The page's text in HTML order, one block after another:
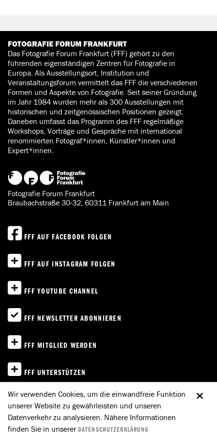
FOTOGRAFIE FORUM FRANKFURT
Das Fotografie Forum Frankfurt (FFF) gehört zu den
führenden eigenständigen Zentren für Fotografie in
Europa. Als Ausstellungsort, Institution und
Veranstaltungsforum vermittelt das FFF die verschiedenen
Formen und Aspekte von Fotografie. Seit seiner Gründung
im Jahr 1984 wurden mehr als 300 Ausstellungen mit
historischen und zeitgenössischen Positionen gezeigt.
Daneben umfasst das Programm des FFF regelmäßige
Workshops, Vorträge und Gespräche mit international
renommierten Fotograf*innen, Künstler*innen und
Expert*innen.
Fotografie Forum Frankfurt
Braubachstraße 30-32, 60311 Frankfurt am Main
FFF AUF FACEBOOK FOLGEN
FFF AUF INSTAGRAM FOLGEN
FFF YOUTUBE CHANNEL
FFF NEWSLETTER ABONNIEREN
FFF MITGLIED WERDEN
FFF UNTERSTÜTZEN
IMPRESSUM
DATENSCHUTZ
Wir verwenden Cookies, um die einwandfreie Funktion
unserer Website zu gewährleisten und unseren
Datenverkehr zu analysieren. Nähere Informationen
finden Sie in unsererDATENSCHUTZERKLÄRUNG